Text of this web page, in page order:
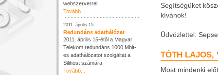
webszerverrel.
Tovább...
2011. április 15.
Redundáns adathálózat
2011. április 15-étől a Magyar
Telekom redundáns 1000 Mbit-
es adathálózatot szolgáltat a
Silihost számára.
Tovább...
Segítségüket
kívánok!
Üdvözlettel:
TÓTH LAJOS,
Most mindenki